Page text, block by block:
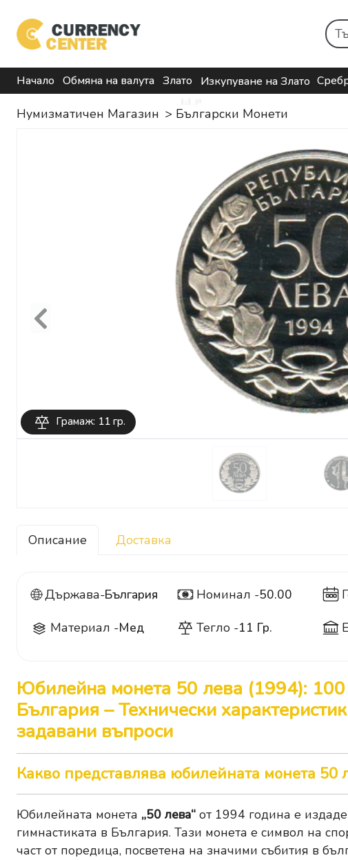
Начало Обмяна на валута Злато Изкупуване на Злато
Нумизматичен Магазин > Български Монети
Грамаж: 11 гр.
Previous
Описание Доставка
Държава-България 50 Номинал -50.00
Материал -Мед Тегло -11 Гр.
Юбилейна монета 50 лева (1994): 100
България – Технически
задавани въпроси
Какво представлява юбилейната монета 50
Юбилейната монета „50 лева“ от 1994 година е
гимнастиката в България. Тази монета е символ на
част от поредица, посветена на значими събития в